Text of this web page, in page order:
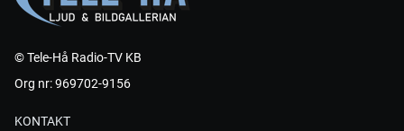
© Tele-Hå Radio-TV KB
Org nr: 969702-9156
KONTAKT